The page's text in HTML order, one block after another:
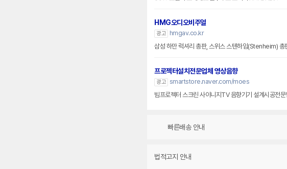
HMG오디오비주얼
광고
hmgav.co.kr
삼성 하만 럭셔리 총판, 스위스 스텐하임(Stenheim) 총
프로젝터설치전문업체 영상음향
광고 smartstore.naver.com/moes
빔프로젝터 스크린 사이니지TV 음향기기 설계시공전
빠른배송 안내
법적고지 안내